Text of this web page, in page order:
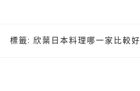
標籤: 欣葉日本料理哪一家比較好